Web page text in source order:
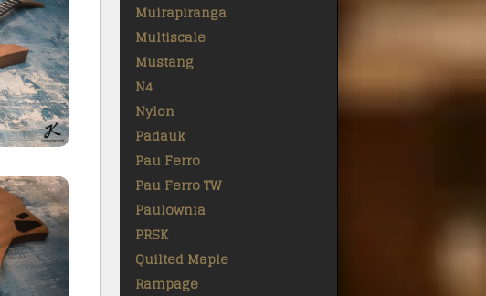
Muirapiranga
Multiscale
Mustang
N4
Nylon
Padauk
Pau Ferro
Pau Ferro TW
Paulownia
PRSK
Quilted Maple
Rampage